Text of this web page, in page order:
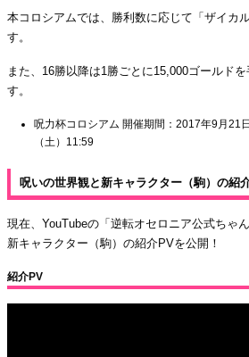
本コロシアムでは、勝利数に応じて「ザイカ
す。
また、16勝以降は1勝ごとに15,000ゴールド
す。
呪力杯コロシアム 開催期間：2017年9月21
（土）11:59
呪いの世界観と新キャラクター（駒）の紹
現在、YouTubeの「逆転オセロニア公式ちゃ
新キャラクター（駒）の紹介PVを公開！
紹介PV